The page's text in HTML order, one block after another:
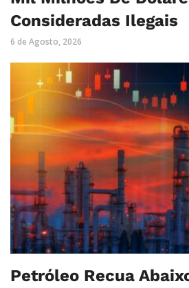
Consideradas Ilegais
6 de Agosto, 2026
Petróleo Recua